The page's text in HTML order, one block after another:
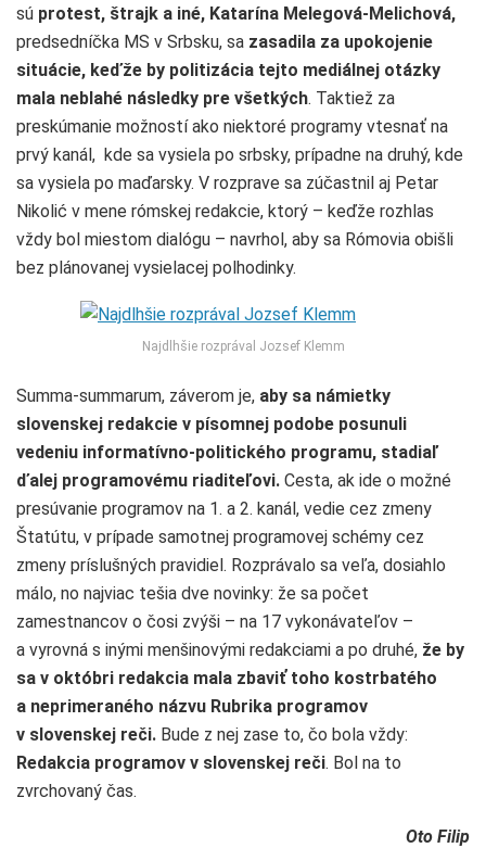
sú protest, štrajk a iné, Katarína Melegová-Melichová,
predsedníčka MS v Srbsku, sa zasadila za upokojenie
situácie, keďže by politizácia tejto mediálnej otázky
mala neblahé následky pre všetkých. Taktiež za
preskúmanie možností ako niektoré programy vtesnať na
prvý kanál, kde sa vysiela po srbsky, prípadne na druhý, kde
sa vysiela po maďarsky. V rozprave sa zúčastnil aj Petar
Nikolić v mene rómskej redakcie, ktorý – keďže rozhlas
vždy bol miestom dialógu – navrhol, aby sa Rómovia obišli
bez plánovanej vysielacej polhodinky.
Najdlhšie rozprával Jozsef Klemm
Summa-summarum, záverom je, aby sa námietky
slovenskej redakcie v písomnej podobe posunuli
vedeniu informatívno-politického programu, stadiaľ
ďalej programovému riaditeľovi. Cesta, ak ide o možné
presúvanie programov na 1. a 2. kanál, vedie cez zmeny
Štatútu, v prípade samotnej programovej schémy cez
zmeny príslušných pravidiel. Rozprávalo sa veľa, dosiahlo
málo, no najviac tešia dve novinky: že sa počet
zamestnancov o čosi zvýši – na 17 vykonávateľov –
a vyrovná s inými menšinovými redakciami a po druhé, že by
sa v októbri redakcia mala zbaviť toho kostrbatého
a neprimeraného názvu Rubrika programov
v slovenskej reči. Bude z nej zase to, čo bola vždy:
Redakcia programov v slovenskej reči. Bol na to
zvrchovaný čas.
Oto Filip